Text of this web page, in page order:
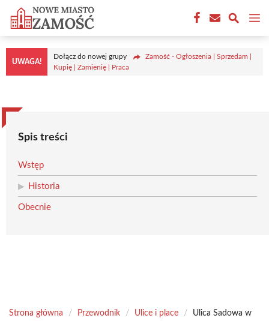
Przejdź
treści
UWAGA!
Dołącz do nowej grupy
Zamość - Ogłoszenia | Sprzedam |
Kupię | Zamienię | Praca
Spis treści
Wstęp
Historia
Obecnie
Strona główna / Przewodnik / Ulice i place /
Ulica Sadowa w